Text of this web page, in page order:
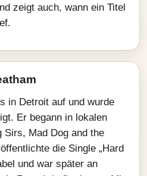
zeigt auch, wann ein Titel
in Detroit auf und wurde
Er begann in lokalen
Sirs, Mad Dog and the
die Single „Hard
und war später an